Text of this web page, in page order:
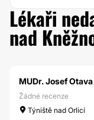
Lékaři
nad
MUDr. Josef Otava
Žádné recenze
Týniště nad Orlicí